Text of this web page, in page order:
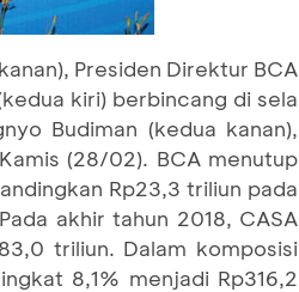
Presiden Direktur BCA
kiri) berbincang di sela
Budiman (kedua kanan),
(28/02). BCA menutup
Rp23,3 triliun pada
akhir tahun 2018, CASA
triliun. Dalam komposisi
8,1% menjadi Rp316,2